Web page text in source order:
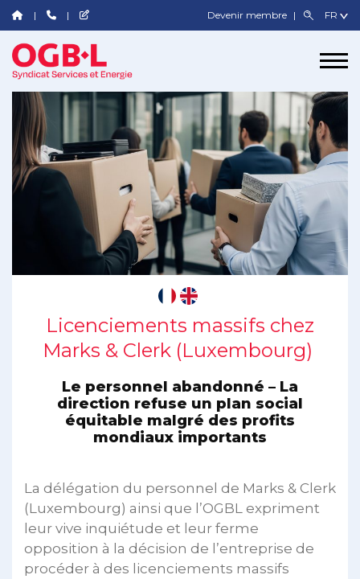
Devenir membre
Licenciements massifs chez
Marks & Clerk (Luxembourg)
Le personnel abandonné – La
direction refuse un plan social
équitable malgré des profits
mondiaux importants
La délégation du personnel de Marks & Clerk
(Luxembourg) ainsi que l’OGBL expriment
leur vive inquiétude et leur ferme
opposition à la décision de l’entreprise de
procéder à des licenciements massifs